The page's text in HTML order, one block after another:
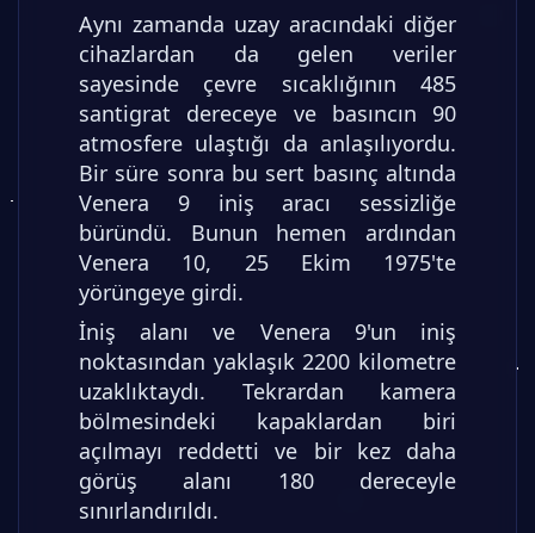
Aynı zamanda uzay aracındaki diğer
cihazlardan da gelen veriler
sayesinde çevre sıcaklığının 485
santigrat dereceye ve basıncın 90
atmosfere ulaştığı da anlaşılıyordu.
Bir süre sonra bu sert basınç altında
Venera 9 iniş aracı sessizliğe
büründü. Bunun hemen ardından
Venera 10, 25 Ekim 1975'te
yörüngeye girdi.
İniş alanı ve Venera 9'un iniş
noktasından yaklaşık 2200 kilometre
uzaklıktaydı. Tekrardan kamera
bölmesindeki kapaklardan biri
açılmayı reddetti ve bir kez daha
görüş alanı 180 dereceyle
sınırlandırıldı.